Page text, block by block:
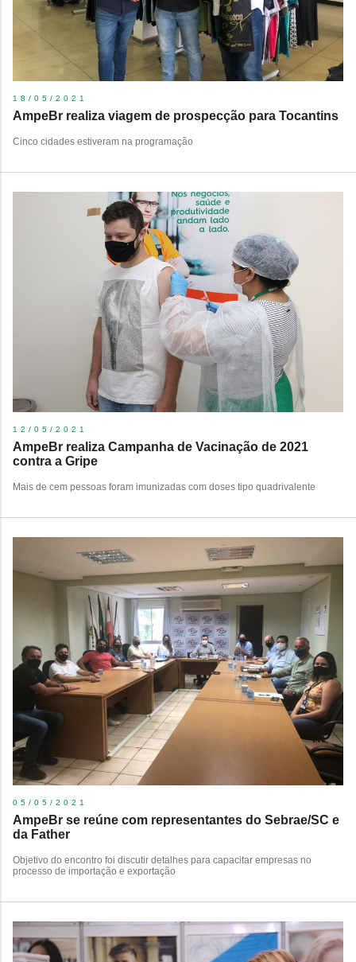
18/05/2021
AmpeBr realiza viagem de prospecção para Tocantins
Cinco cidades estiveram na programação
12/05/2021
AmpeBr realiza Campanha de Vacinação de 2021
contra a Gripe
Mais de cem pessoas foram imunizadas com doses tipo quadrivalente
05/05/2021
AmpeBr se reúne com representantes do Sebrae/SC e
da Father
Objetivo do encontro foi discutir detalhes para capacitar empresas no
processo de importação e exportação